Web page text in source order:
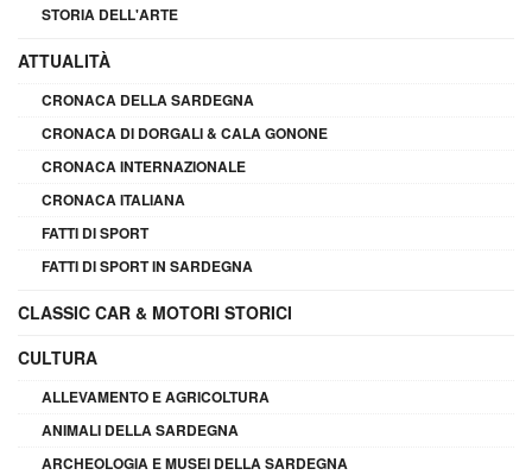
STORIA DELL'ARTE
ATTUALITÀ
CRONACA DELLA SARDEGNA
CRONACA DI DORGALI & CALA GONONE
CRONACA INTERNAZIONALE
CRONACA ITALIANA
FATTI DI SPORT
FATTI DI SPORT IN SARDEGNA
CLASSIC CAR & MOTORI STORICI
CULTURA
ALLEVAMENTO E AGRICOLTURA
ANIMALI DELLA SARDEGNA
ARCHEOLOGIA E MUSEI DELLA SARDEGNA